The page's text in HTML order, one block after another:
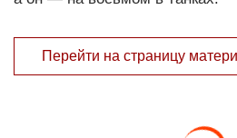
Перейти на страницу